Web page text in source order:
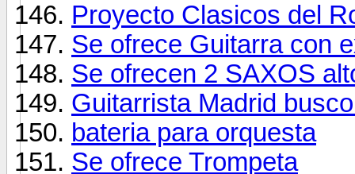
Proyecto Clasicos del
Se ofrece Guitarra con
Se ofrecen 2 SAXOS
Guitarrista Madrid
bateria para orquesta
Se ofrece Trompeta